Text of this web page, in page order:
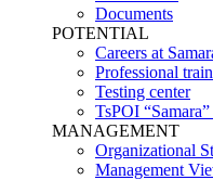
Documents
POTENTIAL
Careers at
Professional
Testing center
TsPOI
MANAGEMENT
Organizational
Management